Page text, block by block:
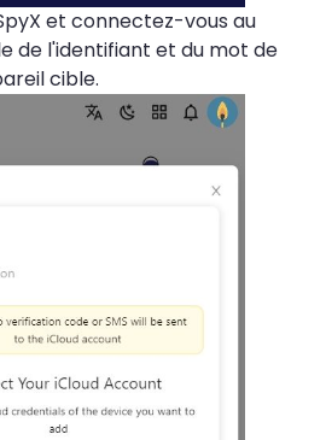
et connectez-vous au
de l'identifiant et du mot de
cible.